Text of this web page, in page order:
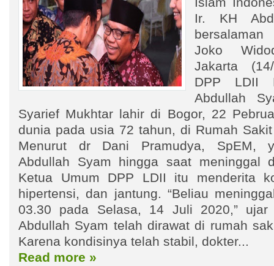
Ir. KH
Joko
Jakarta
DPP LDII
Abdullah
Syarief Mukhtar lahir di Bogor, 22
dunia pada usia 72 tahun, di Rumah
Menurut dr Dani Pramudya, SpEM,
Abdullah Syam hingga saat meninggal
Ketua Umum DPP LDII itu menderita
hipertensi, dan jantung. “Beliau
03.30 pada Selasa, 14 Juli 2020,” ujar
Abdullah Syam telah dirawat di rumah
Karena kondisinya telah stabil, dokter...
Read more »